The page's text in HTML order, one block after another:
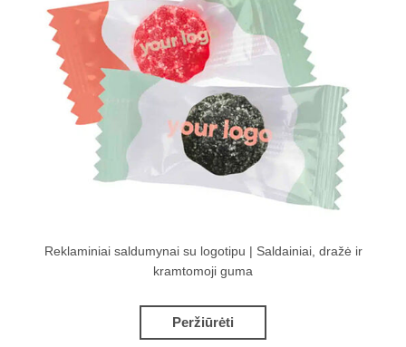
Reklaminiai saldumynai su logotipu | Saldainiai, dražė ir
kramtomoji guma
Peržiūrėti